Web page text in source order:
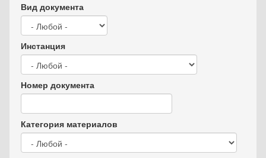
Вид документа
Инстанция
Номер документа
Категория материалов